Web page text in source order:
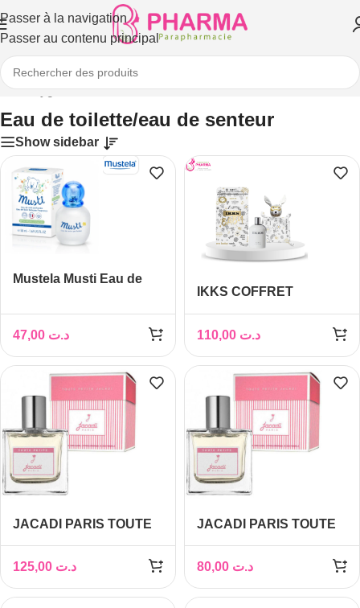
Passer à la navigation
Passer au contenu principal
/Hygiène et soins du bébé/Eau de toilette/eau de senteur
Eau de toilette/eau de senteur
Show sidebar
Mustela Musti Eau de
Bébé
د.ت
IKKS COFFRET
BOY EDS
100ML+DOUDOU
د.ت
JACADI PARIS TOUTE
100ML
د.ت
JACADI PARIS TOUTE
50ML
د.ت